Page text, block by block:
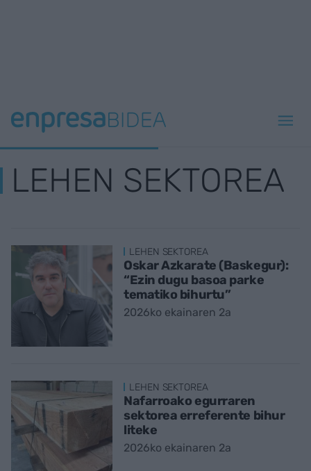
LEHEN SEKTOREA
LEHEN SEKTOREA
Oskar Azkarate (Baskegur):
“Ezin dugu basoa parke
tematiko bihurtu”
2026ko ekainaren 2a
LEHEN SEKTOREA
Nafarroako egurraren
sektorea erreferente bihur
liteke
2026ko ekainaren 2a